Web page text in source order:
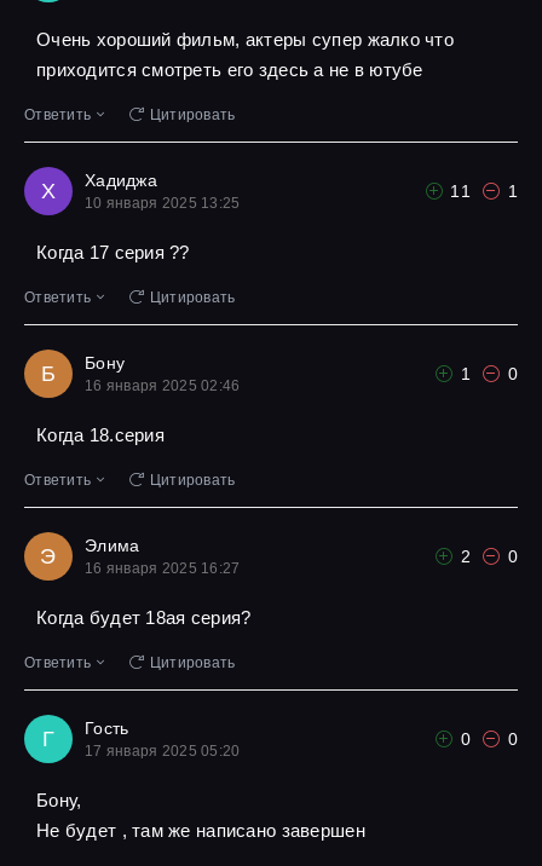
Очень хороший фильм, актеры супер жалко что
приходится смотреть его здесь а не в ютубе
Ответить Цитировать
Х Хадиджа
10 января 2025 13:25
11 1
Когда 17 серия ??
Ответить Цитировать
Б Бону
16 января 2025 02:46
1 0
Когда 18.серия
Ответить Цитировать
Э Элима
16 января 2025 16:27
2 0
Когда будет 18ая серия?
Ответить Цитировать
Г Гость
17 января 2025 05:20
0 0
Бону,
Не будет , там же написано завершен